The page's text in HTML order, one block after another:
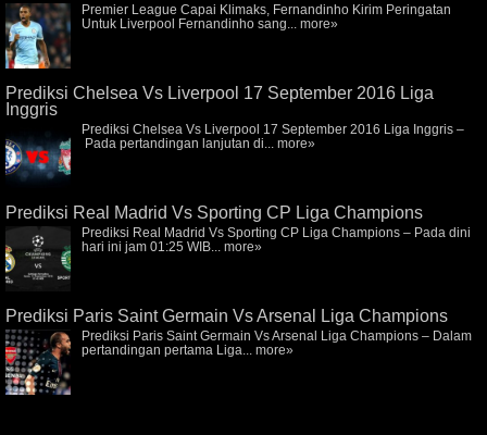
Premier League Capai Klimaks, Fernandinho Kirim Peringatan
Untuk Liverpool Fernandinho sang... more»
Prediksi Chelsea Vs Liverpool 17 September 2016 Liga
Inggris
Prediksi Chelsea Vs Liverpool 17 September 2016 Liga Inggris –
Pada pertandingan lanjutan di... more»
Prediksi Real Madrid Vs Sporting CP Liga Champions
Prediksi Real Madrid Vs Sporting CP Liga Champions – Pada dini
hari ini jam 01:25 WIB... more»
Prediksi Paris Saint Germain Vs Arsenal Liga Champions
Prediksi Paris Saint Germain Vs Arsenal Liga Champions – Dalam
pertandingan pertama Liga... more»